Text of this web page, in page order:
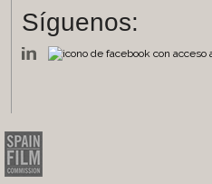
Síguenos: